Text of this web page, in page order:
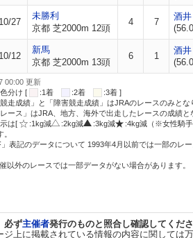
27
未勝利
京都 芝2000m 12頭
4 7
酒
12
新馬
京都 芝2000m 13頭
6 1
酒
00:00 更新
分け [
:1着 :2着
:3着 ]
走成績」と「障害競走成績」はJRAのレースのみとな
ース」はJRA、地方、海外で出走したレースの成績と
は[
:1kg減 :2kg減 :3kg減 :4kg減（※女性騎手
表記のデータについて 1993年4月以前では一部のレ
以外のレースでは一部データがない場合があります。
必ず主催者発行のものと照合し確認してくださ
上に掲載されている情報の内容に関して